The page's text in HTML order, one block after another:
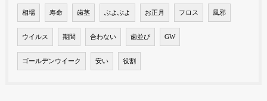
相場 寿命 歯茎 ぶよぶよ お正月 フロス 風邪
ウイルス 期間 合わない 歯並び GW
ゴールデンウイーク 安い 役割